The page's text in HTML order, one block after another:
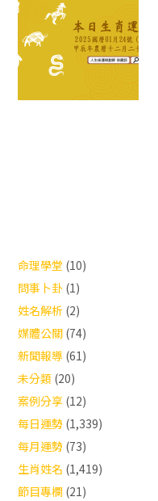
命理學堂 (10)
問事卜卦 (1)
姓名解析 (2)
媒體公關 (74)
新聞報導 (61)
未分類 (20)
案例分享 (12)
每日運勢 (1,339)
每月運勢 (73)
生肖姓名 (1,419)
節目專欄 (21)